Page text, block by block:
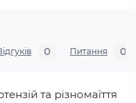
0 Питання 0
та різномаїття